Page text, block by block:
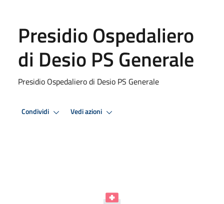
Presidio Ospedaliero
di Desio PS Generale
Presidio Ospedaliero di Desio PS Generale
Condividi Vedi azioni